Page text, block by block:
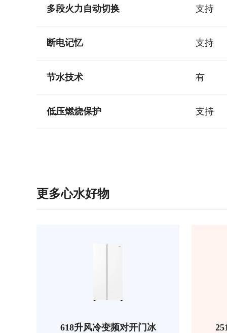
多段火力自动切换 支持
断电记忆 支持
节水技术 有
低压燃烧保护 支持
更多心水好物
618升风冷变频对开门冰